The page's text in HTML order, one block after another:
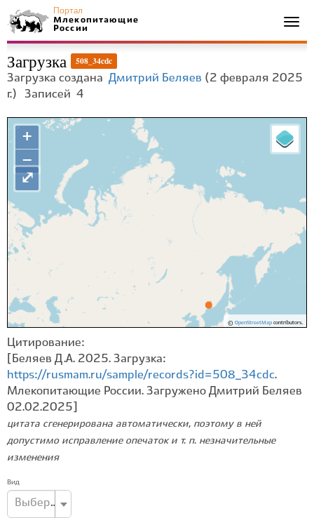
Портал
Млекопитающие
России
Загрузка 508_34cdc
Загрузка создана Дмитрий Беляев (2 февраля 2025
г.) Записей 4
+
−
© OpenStreetMapcontributors.
⤢
Цитирование:
[Беляев Д.А. 2025. Загрузка:
https://rusmam.ru/sample/records?id=508_34cdc.
Млекопитающие России. Загружено Дмитрий Беляев
02.02.2025]
цитата сгенерирована автоматически, поэтому в ней
допустимо исправление опечаток и т. п. незначительные
изменения
Вид
Выберите вид...